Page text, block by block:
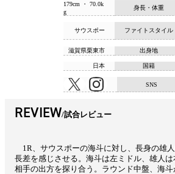
身長・体重
179cm ・ 70.0k
g
ファイトスタイル
サウスポー
出身地
滋賀県栗東市
国籍
日本
SNS
REVIEW 試合レビュー
1R、サウスポーの海斗に対し、長身の雄
長差を感じさせる。海斗は左ミドル、雄人
相手の出方を探り合う。ラウンド中盤、海